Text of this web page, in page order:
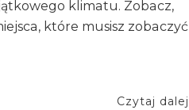
klimatu. Zobacz,
które musisz zobaczyć
Czytaj dalej